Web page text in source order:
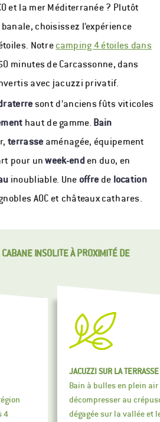
et la mer Méditerranée ? Plutôt
choisissez l’expérience
Notrecamping 4 étoiles dans
minutes de Carcassonne, dans
avec jacuzzi privatif.
sont d’anciens fûts viticoles
haut de gamme. Bain
terrasseaménagée, équipement
pour unweek-enden duo, en
inoubliable. Une offrede location
AOC et châteaux cathares.
INSOLITE À PROXIMITÉ DE
4
JACUZZI SUR LA TERRASSE
Bain à bulles en plein
décompresser au
dégagée sur la vallée et